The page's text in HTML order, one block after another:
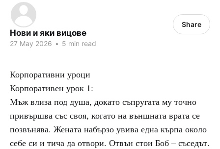
Нови и яки вицове
27 May 2026 • 5 min read
Share
Корпоративни уроци
Корпоративен урок 1:
Мъж влиза под душа, докато съпругата му точно
привършва със своя, когато на външната врата се
позвънява. Жената набързо увива една кърпа около
себе си и тича да отвори. Отвън стои Боб – съседът.